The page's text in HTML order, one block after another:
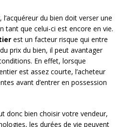
du bien doit verser une
tant que celui-ci est encore en vie.
est un facteur risque qui entre
prix du bien, il peut avantager
En effet, lorsque
est assez courte, l’acheteur
avant d’entrer en possession
donc bien choisir votre vendeur,
les durées de vie peuvent